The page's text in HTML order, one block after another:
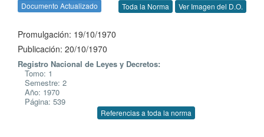
Documento Actualizado Toda la Norma Ver Imagen del D.O.
Promulgación: 19/10/1970
Publicación: 20/10/1970
Registro Nacional de Leyes y Decretos:
Tomo: 1
Semestre: 2
Año: 1970
Página: 539
Referencias a toda la norma